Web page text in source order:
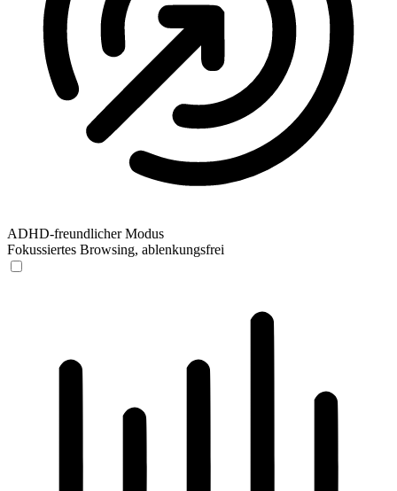
ADHD-freundlicher Modus
Fokussiertes Browsing, ablenkungsfrei